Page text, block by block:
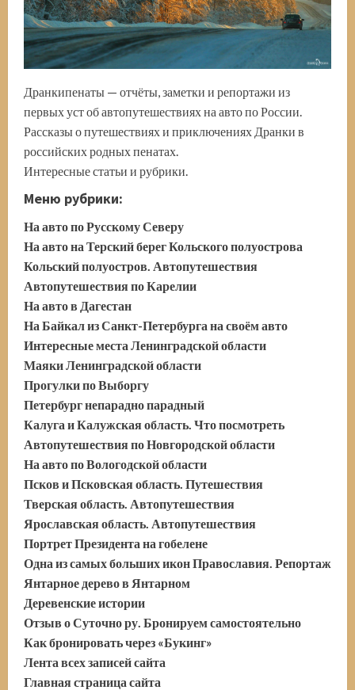
Дранкипенаты — отчёты, заметки и репортажи из
первых уст об автопутешествиях на авто по России.
Рассказы о путешествиях и приключениях Дранки в
российских родных пенатах.
Интересные статьи и рубрики.
Меню рубрики:
На авто по Русскому Северу
На авто на Терский берег Кольского полуострова
Кольский полуостров. Автопутешествия
Автопутешествия по Карелии
На авто в Дагестан
На Байкал из Санкт-Петербурга на своём авто
Интересные места Ленинградской области
Маяки Ленинградской области
Прогулки по Выборгу
Петербург непарадно парадный
Калуга и Калужская область. Что посмотреть
Автопутешествия по Новгородской области
На авто по Вологодской области
Псков и Псковская область. Путешествия
Тверская область. Автопутешествия
Ярославская область. Автопутешествия
Портрет Президента на гобелене
Одна из самых больших икон Православия. Репортаж
Янтарное дерево в Янтарном
Деревенские истории
Отзыв о Суточно ру. Бронируем самостоятельно
Как бронировать через «Букинг»
Лента всех записей сайта
Главная страница сайта